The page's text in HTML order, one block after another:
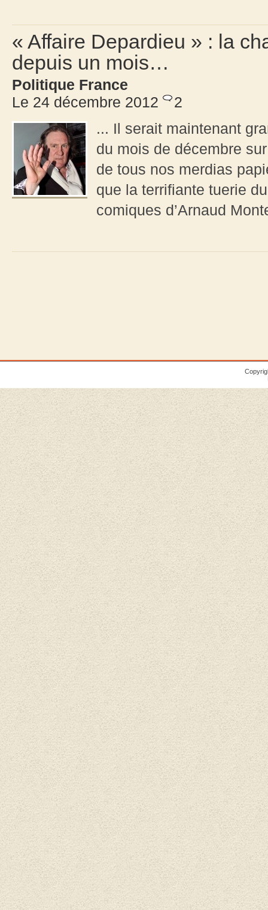
« Affaire Depardieu » : la
depuis un mois…
Politique France
Le 24 décembre 2012
2
... Il serait maintenant
du mois de décembre
de tous nos merdias
que la terrifiante tuerie
comiques d’Arnaud